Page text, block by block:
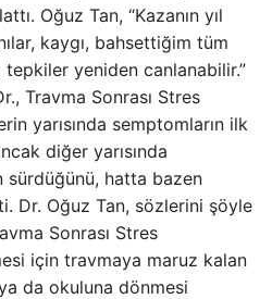
Oğuz Tan, “Kazanın yıl
kaygı, bahsettiğim tüm
yeniden canlanabilir.”
Travma Sonrası Stres
yarısında semptomların ilk
diğer yarısında
sürdüğünü, hatta bazen
Dr. Oğuz Tan, sözlerini şöyle
Sonrası Stres
için travmaya maruz kalan
da okuluna dönmesi